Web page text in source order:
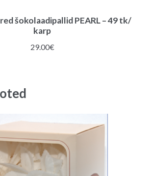
šokolaadipallid PEARL – 49 tk/
karp
29.00€